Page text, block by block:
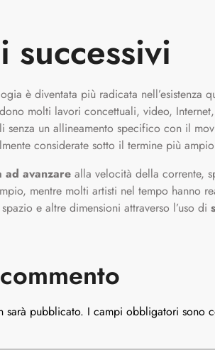
successivi
è diventata più radicata nell’esistenza
molti lavori concettuali, video,
senza un allineamento specifico con il
considerate sotto il termine più
ad avanzare alla velocità della corrente,
mentre molti artisti nel tempo hanno
e altre dimensioni attraverso l’uso di
sarà pubblicato. I campi obbligatori sono